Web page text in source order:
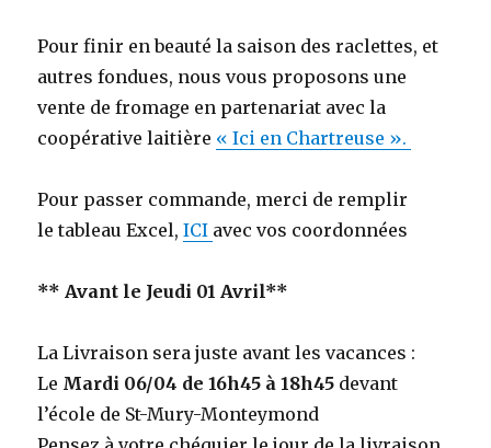
Pour finir en beauté la saison des raclettes, et
autres fondues, nous vous proposons une
vente de fromage en partenariat avec la
coopérative laitière « Ici en Chartreuse ».
Pour passer commande, merci de remplir
letableau Excel,ICI avec vos coordonnées
** Avant le Jeudi 01 Avril**
La Livraison sera juste avant les vacances :
Le Mardi 06/04 de 16h45 à 18h45 devant
l’école de St-Mury-Monteymond